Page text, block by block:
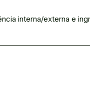
interna/externa e